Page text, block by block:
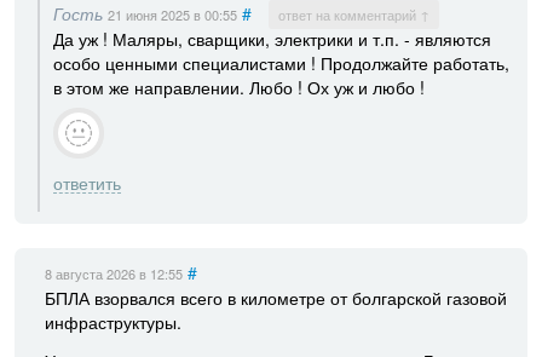
Гость 21 июня 2025 в 00:55 # ответ на комментарий ↑
Да уж ! Маляры, сварщики, электрики и т.п. - являются
особо ценными специалистами ! Продолжайте работать,
в этом же направлении. Любо ! Ох уж и любо !
ответить
8 августа 2026 в 12:55 #
БПЛА взорвался всего в километре от болгарской газовой
инфраструктуры.